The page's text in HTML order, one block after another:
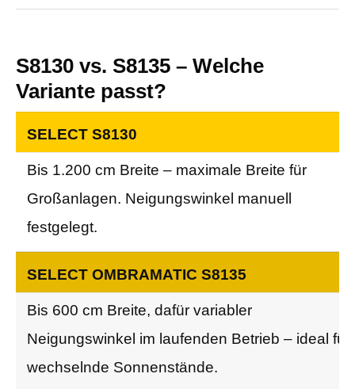
S8130 vs. S8135 – Welche
Variante passt?
Vergleich SELECT S8130 und SELECT
SELECT S8130
Bis 1.200 cm Breite – maximale Breite für
Großanlagen. Neigungswinkel manuell
festgelegt.
SELECT OMBRAMATIC S8135
Bis 600 cm Breite, dafür variabler
Neigungswinkel im laufenden Betrieb – ideal für
wechselnde Sonnenstände.